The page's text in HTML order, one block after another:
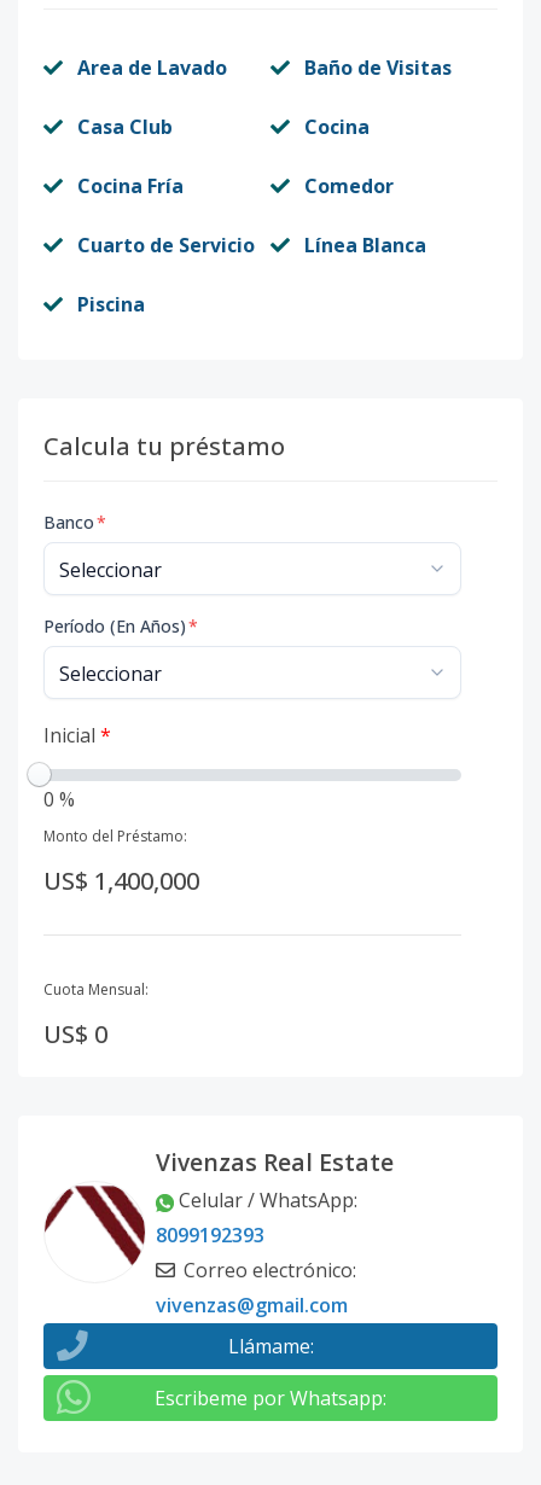
Area de Lavado Baño de Visitas
Casa Club Cocina
Cocina Fría Comedor
Cuarto de Servicio Línea Blanca
Piscina
Calcula tu préstamo
Banco*
Período (En Años)*
Inicial *
0 %
Monto del Préstamo:
US$ 1,400,000
Cuota Mensual:
US$ 0
Vivenzas Real Estate
Celular / WhatsApp:
8099192393
Correo electrónico:
vivenzas@gmail.com
Llámame:
Escribeme por Whatsapp: